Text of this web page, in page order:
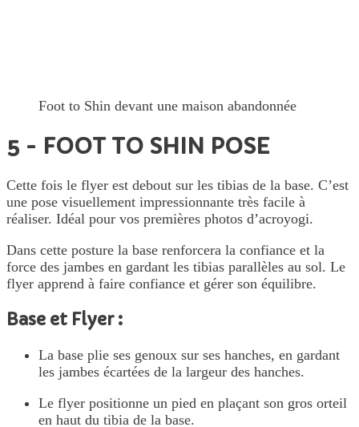
Foot to Shin devant une maison abandonnée
5 - FOOT TO SHIN POSE
Cette fois le flyer est debout sur les tibias de la base. C’est
une pose visuellement impressionnante très facile à
réaliser. Idéal pour vos premières photos d’acroyogi.
Dans cette posture la base renforcera la confiance et la
force des jambes en gardant les tibias parallèles au sol. Le
flyer apprend à faire confiance et gérer son équilibre.
Base et Flyer :
La base plie ses genoux sur ses hanches, en gardant
les jambes écartées de la largeur des hanches.
Le flyer positionne un pied en plaçant son gros orteil
en haut du tibia de la base.